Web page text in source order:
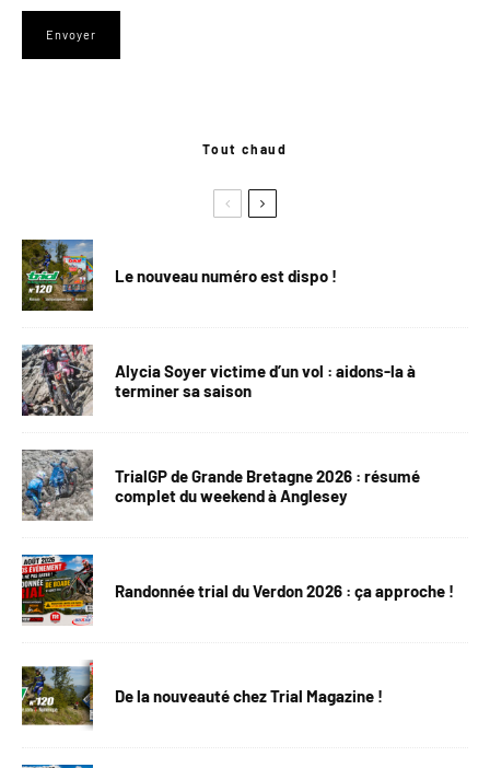
Tout chaud
Le nouveau numéro est dispo !
Alycia Soyer victime d’un vol : aidons-la à
terminer sa saison
TrialGP de Grande Bretagne 2026 : résumé
complet du weekend à Anglesey
Randonnée trial du Verdon 2026 : ça approche !
De la nouveauté chez Trial Magazine !